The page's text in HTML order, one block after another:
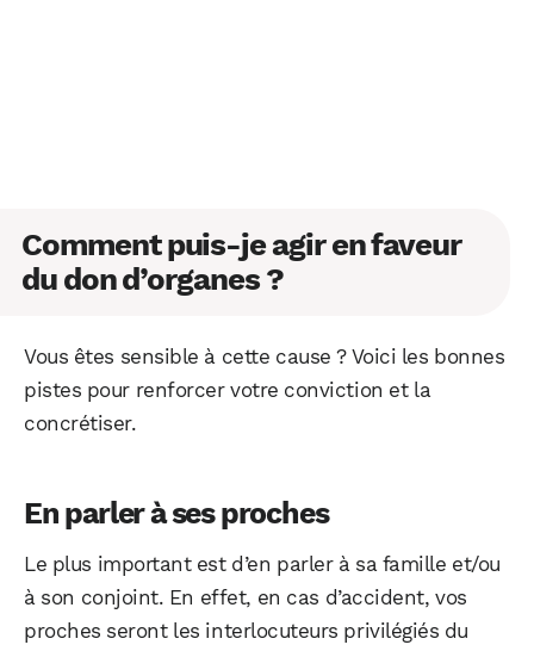
Comment puis-je agir en faveur
du don d’organes ?
Vous êtes sensible à cette cause ? Voici les bonnes
pistes pour renforcer votre conviction et la
concrétiser.
En parler à ses proches
Le plus important est d’en parler à sa famille et/ou
à son conjoint. En effet, en cas d’accident, vos
proches seront les interlocuteurs privilégiés du
Facebook